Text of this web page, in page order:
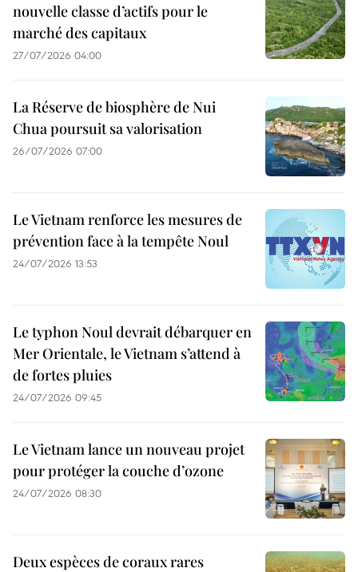
nouvelle classe d’actifs pour le
marché des capitaux
27/07/2026 04:00
La Réserve de biosphère de Nui
Chua poursuit sa valorisation
26/07/2026 07:00
Le Vietnam renforce les mesures de
prévention face à la tempête Noul
24/07/2026 13:53
Le typhon Noul devrait débarquer en
Mer Orientale, le Vietnam s’attend à
de fortes pluies
24/07/2026 09:45
Le Vietnam lance un nouveau projet
pour protéger la couche d’ozone
24/07/2026 08:30
Deux espèces de coraux rares